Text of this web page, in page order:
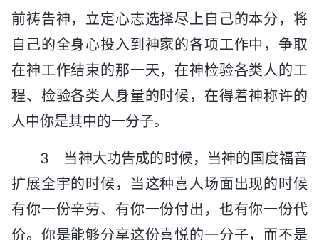
前祷告神，立定心志选择尽上自己的本分，将
自己的全身心投入到神家的各项工作中，争取
在神工作结束的那一天，在神检验各类人的工
程、检验各类人身量的时候，在得着神称许的
人中你是其中的一分子。
3 当神大功告成的时候，当神的国度福音
扩展全宇的时候，当这种喜人场面出现的时候
有你一份辛劳、有你一份付出，也有你一份代
价。你是能够分享这份喜悦的一分子，而不是